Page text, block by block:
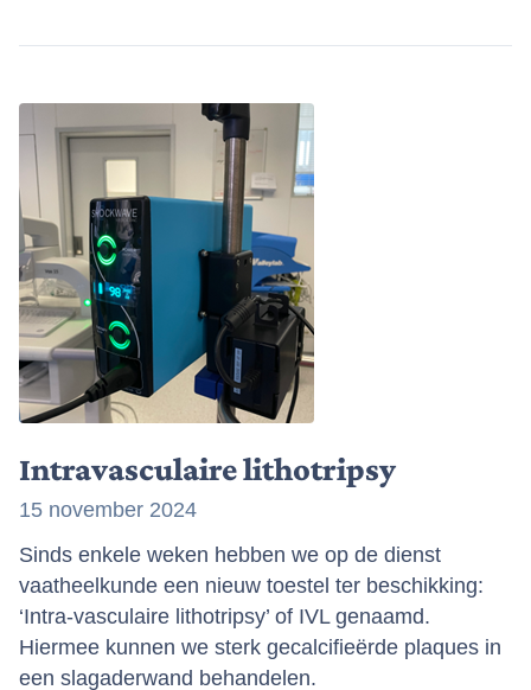
Intravasculaire lithotripsy
15 november 2024
Sinds enkele weken hebben we op de dienst
vaatheelkunde een nieuw toestel ter beschikking:
‘Intra-vasculaire lithotripsy’ of IVL genaamd.
Hiermee kunnen we sterk gecalcifieërde plaques in
een slagaderwand behandelen.